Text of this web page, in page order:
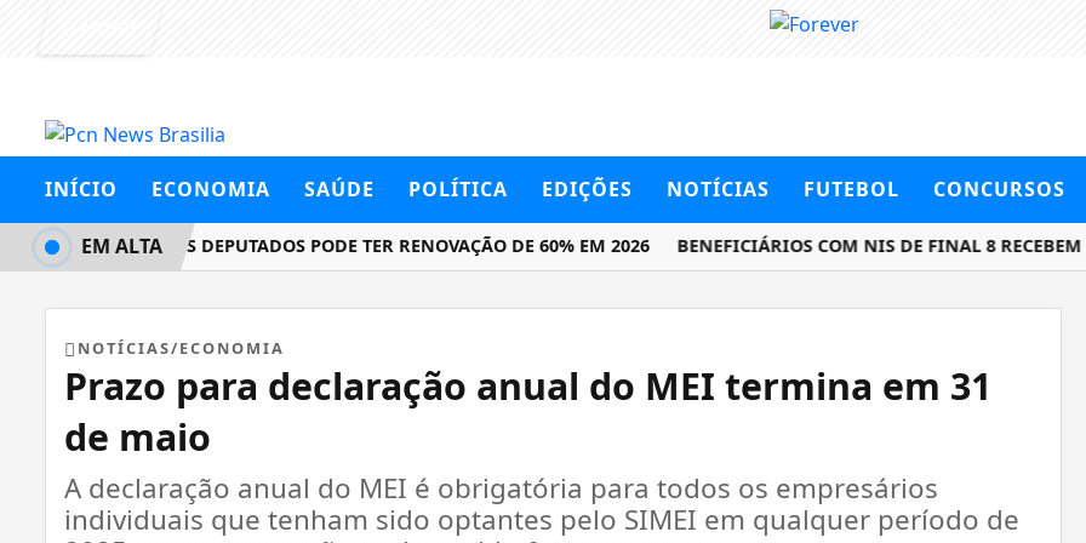
INÍCIO ECONOMIA SAÚDE POLÍTICA EDIÇÕES NOTÍCIAS FUTEBOL CONCURSOS
CÂMARA DOS DEPUTADOS PODE TER RENOVAÇÃO DE 60% EM 2026 BENEFICIÁRIOS COM NIS DE FINAL 8 RECEBEM
EM ALTA
NOTÍCIAS/ECONOMIA
Prazo para declaração anual do MEI termina em 31
de maio
A declaração anual do MEI é obrigatória para todos os empresários
individuais que tenham sido optantes pelo SIMEI em qualquer período de